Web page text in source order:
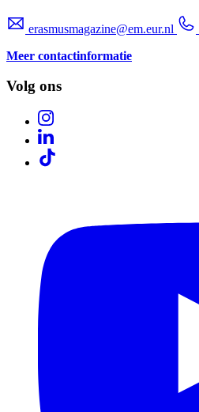
erasmusmagazine@em.eur.nl
Meer contactinformatie
Volg ons